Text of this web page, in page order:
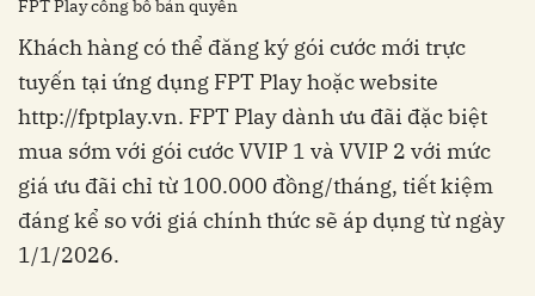
FPT Play công bố bản quyền
Khách hàng có thể đăng ký gói cước mới trực
tuyến tại ứng dụng FPT Play hoặc website
http://fptplay.vn. FPT Play dành ưu đãi đặc biệt
mua sớm với gói cước VVIP 1 và VVIP 2 với mức
giá ưu đãi chỉ từ 100.000 đồng/tháng, tiết kiệm
đáng kể so với giá chính thức sẽ áp dụng từ ngày
1/1/2026.